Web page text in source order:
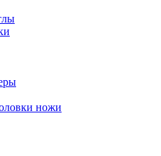
ножи